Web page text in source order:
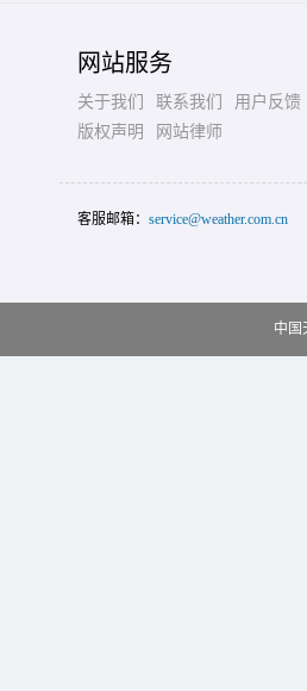
网站服务
关于我们 联系我们
用户反馈
版权声明
网站律师
客服邮箱： service@weather.com.cn
中